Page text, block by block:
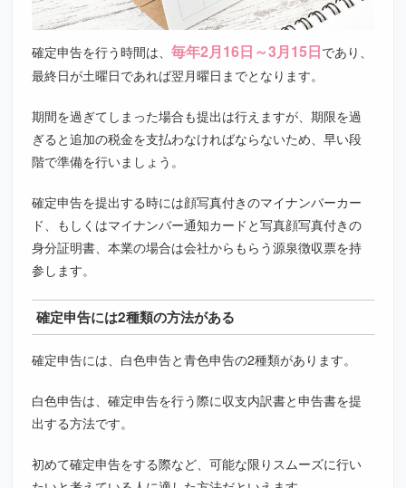
確定申告を行う時間は、毎年2月16日～3月15日であり、
最終日が土曜日であれば翌月曜日までとなります。
期間を過ぎてしまった場合も提出は行えますが、期限を過
ぎると追加の税金を支払わなければならないため、早い段
階で準備を行いましょう。
確定申告を提出する時には顔写真付きのマイナンバーカー
ド、もしくはマイナンバー通知カードと写真顔写真付きの
身分証明書、本業の場合は会社からもらう源泉徴収票を持
参します。
確定申告には2種類の方法がある
確定申告には、白色申告と青色申告の2種類があります。
白色申告は、確定申告を行う際に収支内訳書と申告書を提
出する方法です。
初めて確定申告をする際など、可能な限りスムーズに行い